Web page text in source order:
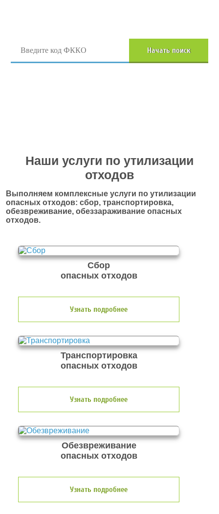
Начать поиск
Наши услуги по утилизации
отходов
Выполняем комплексные услуги по утилизации
опасных отходов: сбор, транспортировка,
обезвреживание, обеззараживание опасных
отходов.
Сбор
опасных отходов
Узнать подробнее
Транспортировка
опасных отходов
Узнать подробнее
Обезвреживание
опасных отходов
Узнать подробнее